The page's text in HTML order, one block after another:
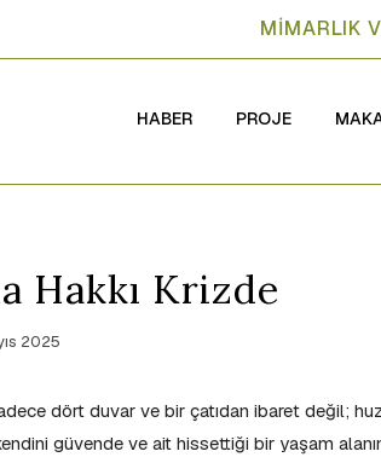
MİMARLIK
HABER PROJE
Hakkı Krizde
2025
dört duvar ve bir çatıdan ibaret değil;
güvende ve ait hissettiği bir yaşam